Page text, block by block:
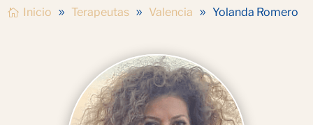
Inicio Terapeutas Valencia Yolanda Romero